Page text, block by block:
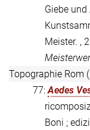
Giebe
Meister. ,
Topographie Rom
77:Aedes
Boni ;